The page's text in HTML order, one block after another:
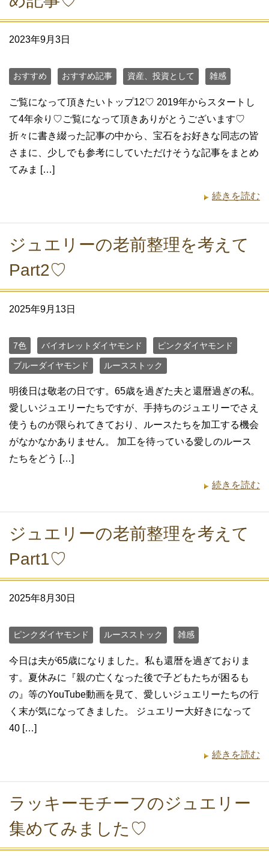
2023年9月3日
おすすめ おすすめ記事 資産、投資として 雑感
ご覧になって頂きたいトップ12♡ 2019年からスタートし
て4年余り♡ご覧になって頂きありがとうございます♡
折々に書き綴った記事の中から、宝石をお好きな同志の皆
さまに、少しでも参考にしていただけそうな記事をまとめ
てみま […]
続きを読む
ジュエリーの老前整理を考えて
Part2♡
2025年9月13日
7色 バイオレットダイヤモンド ピンクダイヤモンド
ブルーダイヤモンド ルースストック
明後日は敬老の日です。65歳を過ぎた夫と還暦過ぎの私。
愛しいジュエリーたちですが、手持ちのジュエリーでさえ
使うものが限られてきており、ルースたちを加工する機会
がなかなかありません。 加工を待っている愛しのルース
たちをどう […]
続きを読む
ジュエリーの老前整理を考えて
Part1♡
2025年8月30日
ピンクダイヤモンド ルースストック 雑感
今日は夫が65歳になりました。私も還暦を過ぎておりま
す。夏休みに『親の亡くなった後で子どもたちが困るも
の』等のYouTube動画を見て、愛しいジュエリーたちの行
く末が気になってきました。 ジュエリー大好きになって
40 […]
続きを読む
ラッキーモチーフのジュエリー
集めてみました♡